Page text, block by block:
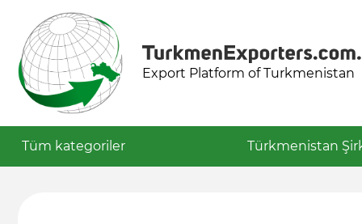
Export Platform of Turkmenistan
Tüm kategoriler Türkmenistan